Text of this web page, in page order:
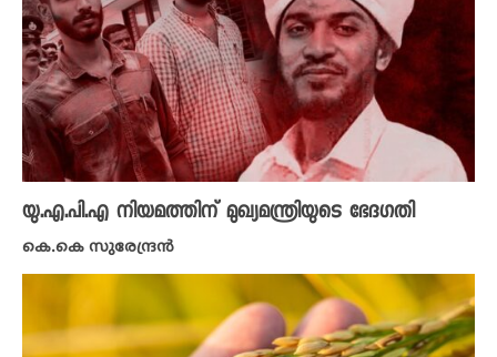
യു.എ.പി.എ നിയമത്തിന് മുഖ്യമന്ത്രിയുടെ ഭേ​ദ​ഗതി
കെ.കെ സുരേന്ദ്രൻ